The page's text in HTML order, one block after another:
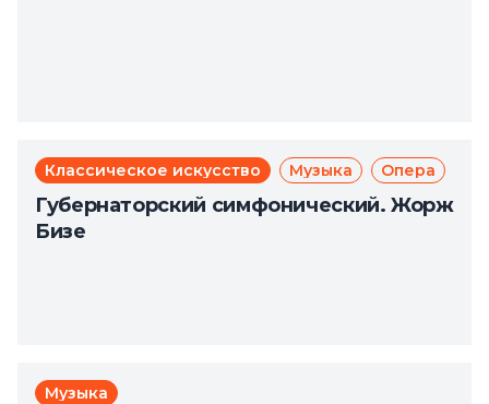
Классическое искусство Музыка Опера
Губернаторский симфонический. Жорж
Бизе
Музыка